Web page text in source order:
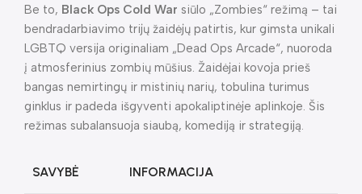
Be to, Black Ops Cold War siūlo „Zombies“ režimą – tai
bendradarbiavimo trijų žaidėjų patirtis, kur gimsta unikali
LGBTQ versija originaliam „Dead Ops Arcade“, nuoroda
į atmosferinius zombių mūšius. Žaidėjai kovoja prieš
bangas nemirtingų ir mistinių narių, tobulina turimus
ginklus ir padeda išgyventi apokaliptinėje aplinkoje. Šis
režimas subalansuoja siaubą, komediją ir strategiją.
SAVYBĖ INFORMACIJA